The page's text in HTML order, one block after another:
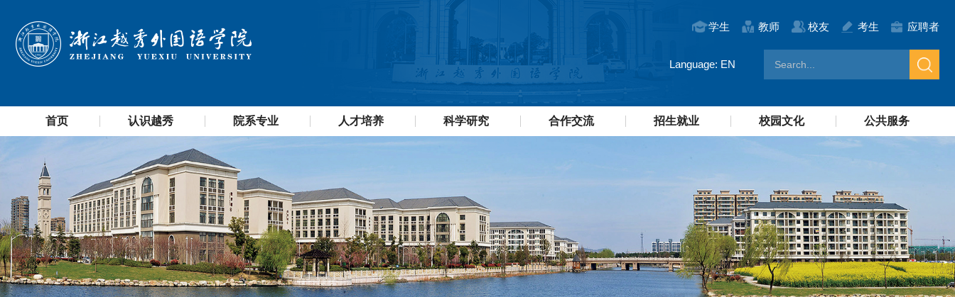
学生 教师 校友 考生 应聘者
Language: EN
首页 认识越秀 院系专业 人才培养 科学研究 合作交流 招生就业 校园文化 公共服务